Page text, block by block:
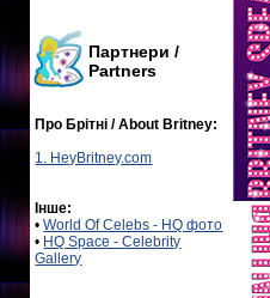
Партнери /
Partners
Про Брітні / About Britney:
1. HeyBritney.com
Інше:
•World Of Celebs - HQ фото
• HQ Space - Celebrity
Gallery